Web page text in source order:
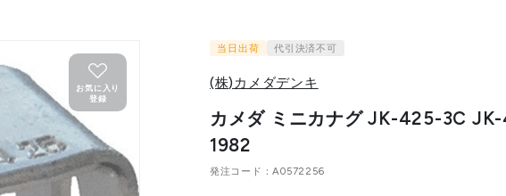
お気に入り
登録
当日出荷 代引決済不可
(株)カメダデンキ
カメダ ミニカナグ JK-425-3C
1982
発注コード A0572256